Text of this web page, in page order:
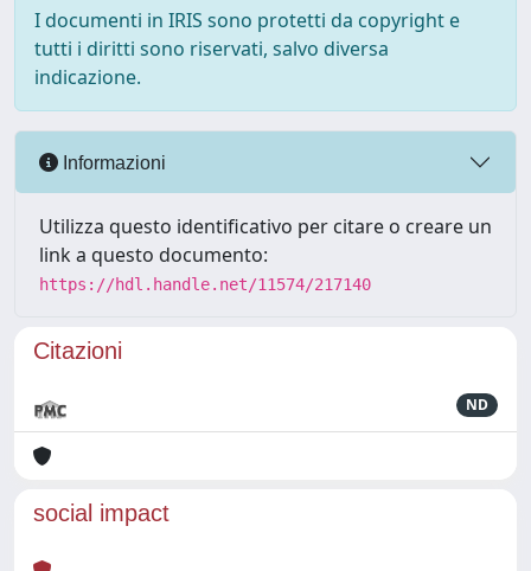
I documenti in IRIS sono protetti da copyright e
tutti i diritti sono riservati, salvo diversa
indicazione.
Informazioni
Utilizza questo identificativo per citare o creare un
link a questo documento:
https://hdl.handle.net/11574/217140
Citazioni
ND
social impact